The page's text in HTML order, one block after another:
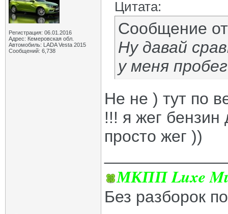
Регистрация: 06.01.2016
Адрес: Кемеровская обл.
Автомобиль: LADA Vesta 2015
Сообщений: 6,738
Цитата:
Сообщение
Ну давай
у меня
Не не ) тут по
!!! я жег
просто жег ))
МКПП Luxe
Без разборок